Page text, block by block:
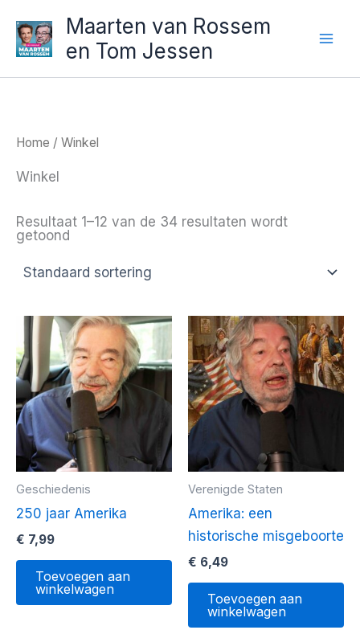
naar
inhoud
Maarten van Rossem
en Tom Jessen
Home / Winkel
Winkel
Resultaat 1–12 van de 34 resultaten wordt
getoond
Geschiedenis
250 jaar Amerika
€ 7,99
Toevoegen aan
winkelwagen
Verenigde Staten
Amerika: een
historische misgeboorte
€ 6,49
Toevoegen aan
winkelwagen